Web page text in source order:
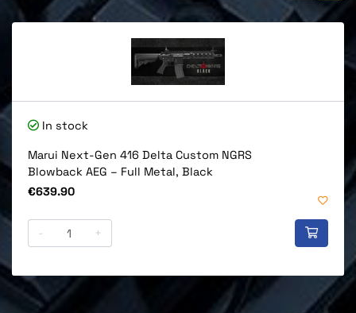
In stock
Marui Next-Gen 416 Delta Custom NGRS
Blowback AEG – Full Metal, Black
Price
€639.90
- +